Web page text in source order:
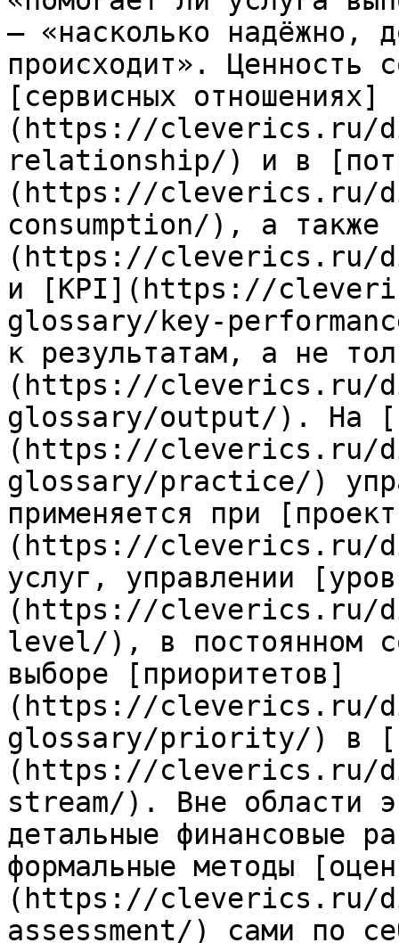
— «насколько надёжно,
происходит». Ценность
[сервисных отношениях]
(https://cleverics.ru/
relationship/) и в
(https://cleverics.ru/
consumption/), а также
(https://cleverics.ru/
и [KPI](https://
glossary/key-
к результатам, а не
(https://cleverics.ru/
glossary/output/). На
(https://cleverics.ru/
glossary/practice/)
применяется при
(https://cleverics.ru/
услуг, управлении
(https://cleverics.ru/
level/), в постоянном
выборе [приоритетов]
(https://cleverics.ru/
glossary/priority/) в
(https://cleverics.ru/
stream/). Вне области
детальные финансовые
формальные методы
(https://cleverics.ru/
assessment/) сами по